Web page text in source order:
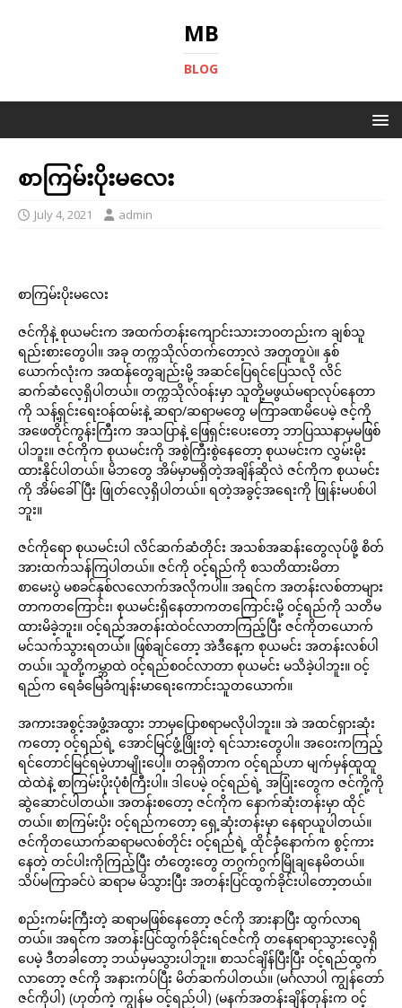
MB
BLOG
စာကြမ်းပိုးမလေး
July 4, 2021 admin
စာကြမ်းပိုးမလေး
ဇင်ကိုနဲ့ စုယမင်းက အထက်တန်းကျောင်းသားဘဝတည်းက ချစ်သူ
ရည်းစားတွေပါ။ အခု တက္ကသိုလ်တက်တော့လဲ အတူတူပဲ။ နှစ်
ယောက်လုံးက အထန်တွေချည်းမို့ အဆင်ပြေရင်ပြေသလို လိင်
ဆက်ဆံလေ့ရှိပါတယ်။ တက္ကသိုလ်ဝန်းမှာ သူတို့မဖွယ်မရာလုပ်နေတာ
ကို သန့်ရှင်းရေးဝန်ထမ်းနဲ့ ဆရာ/ဆရာမတွေ မကြာခဏမိပေမဲ့ ဇင့်ကို
အဖေတိုင်ကွန်းကြီးက အသပြာနဲ့ ဖြေရှင်းပေးတော့ ဘာပြဿနာမှမဖြစ်
ပါဘူး။ ဇင်ကိုက စုယမင်းကို အစွဲကြီးစွဲနေတော့ စုယမင်းက လွှမ်းမိုး
ထားနိုင်ပါတယ်။ မိဘတွေ အိမ်မှာမရှိတဲ့အချိန်ဆိုလဲ ဇင်ကိုက စုယမင်း
ကို အိမ်ခေါ်ပြီး ဖြုတ်လေ့ရှိပါတယ်။ ရတဲ့အခွင့်အရေးကို ဖြုန်းမပစ်ပါ
ဘူး။
ဇင်ကိုရော စုယမင်းပါ လိင်ဆက်ဆံတိုင်း အသစ်အဆန်းတွေလုပ်ဖို့ စိတ်
အားထက်သန်ကြပါတယ်။ ဇင်ကို ဝင့်ရည်ကို စသတိထားမိတာ
စာမေးပွဲ မစခင်နှစ်လလောက်အလိုကပါ။ အရင်က အတန်းလစ်တာများ
တာကတကြောင်း၊ စုယမင်းရှိနေတာကတကြောင်းမို့ ဝင့်ရည်ကို သတိမ
ထားမိခဲ့ဘူး။ ဝင့်ရည်အတန်းထဲဝင်လာတာကြည့်ပြီး ဇင်ကိုတယောက်
မင်သက်သွားရတယ်။ ဖြစ်ချင်တော့ အဲဒီနေ့က စုယမင်း အတန်းလစ်ပါ
တယ်။ သူတို့ကမ္ဘာထဲ ဝင့်ရည်စဝင်လာတာ စုယမင်း မသိခဲ့ပါဘူး။ ဝင့်
ရည်က ရေခံမြေခံကျန်းမာရေးကောင်းသူတယောက်။
အကားအစွင့်အဖွံ့အထွား ဘာမှပြောစရာမလိုပါဘူး။ အဲ အထင်ရှားဆုံး
ကတော့ ဝင့်ရည်ရဲ့ အောင်မြင်ဖွံ့ဖြိုးတဲ့ ရင်သားတွေပါ။ အဝေးကကြည့်
ရင်တောင်မြင်ရမဲ့ဟာမျိုးပေါ့။ တခုရှိတာက ဝင့်ရည်ဟာ မျက်မှန်ထူထူ
ထဲထဲနဲ့ စာကြမ်းပိုးပုံစံကြီးပါ။ ဒါပေမဲ့ ဝင့်ရည်ရဲ့ အပြုံးတွေက ဇင်ကို့ကို
ဆွဲဆောင်ပါတယ်။ အတန်းစတော့ ဇင်ကိုက နောက်ဆုံးတန်းမှာ ထိုင်
တယ်။ စာကြမ်းပိုး ဝင့်ရည်ကတော့ ရှေ့ဆုံးတန်းမှာ နေရာယူပါတယ်။
ဇင်ကိုတယောက်ဆရာမလစ်တိုင်း ဝင့်ရည်ရဲ့ ထိုင်ခုံနောက်က စွင့်ကား
နေတဲ့ တင်ပါးကိုကြည့်ပြီး တံတွေးတွေ တဂွက်ဂွက်မြိုချနေမိတယ်။
သိပ်မကြာခင်ပဲ ဆရာမ မိသွားပြီး အတန်းပြင်ထွက်ခိုင်းပါတော့တယ်။
စည်းကမ်းကြီးတဲ့ ဆရာမဖြစ်နေတော့ ဇင်ကို အားနာပြီး ထွက်လာရ
တယ်။ အရင်က အတန်းပြင်ထွက်ခိုင်းရင်ဇင်ကို တနေရာရာသွားလေ့ရှိ
ပေမဲ့ ဒီတခါတော့ ဘယ်မှမသွားပါဘူး။ စာသင်ချိန်ပြီးပြီး ဝင့်ရည်ထွက်
လာတော့ ဇင်ကို အနားကပ်ပြီး မိတ်ဆက်ပါတယ်။ (မင်္ဂလာပါ ကျွန်တော်
ဇင်ကိုပါ) (ဟုတ်ကဲ့ ကျွန်မ ဝင့်ရည်ပါ) (မနက်အတန်းချိန်တုန်းက ဝင့်